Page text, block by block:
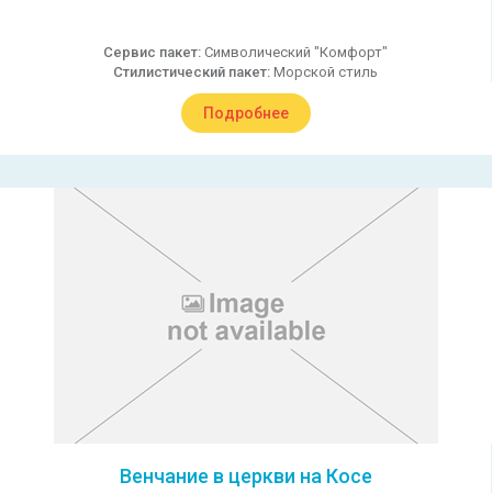
Сервис пакет: Символический "Комфорт"
Стилистический пакет: Морской стиль
Подробнее
Венчание в церкви на Косе